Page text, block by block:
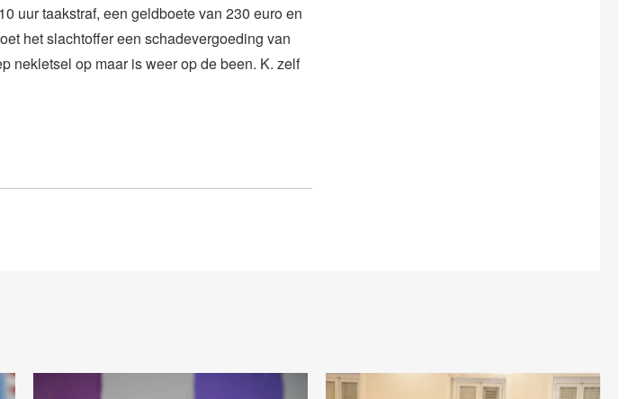
uur taakstraf, een geldboete van 230 euro en
het slachtoffer een schadevergoeding van
nekletsel op maar is weer op de been. K. zelf